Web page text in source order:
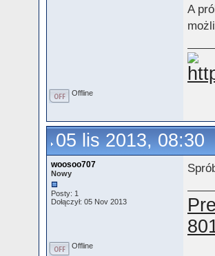
A
Offline
05 lis 2013, 08:30
woosoo707
Nowy
Posty: 1
Dołączył: 05 Nov 2013
Offline